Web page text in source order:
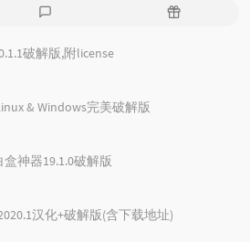
评
论
随
破解版,附license
& Windows完美破解版
神器19.1.0破解版
汉化+破解版(含下载地址)